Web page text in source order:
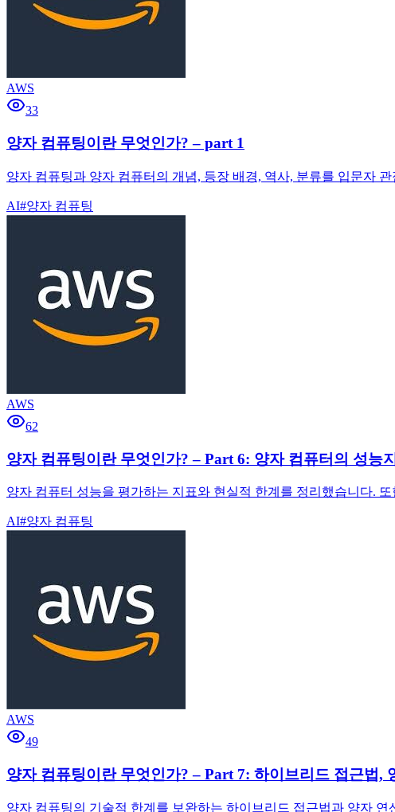
AWS
33
양자 컴퓨팅이란 무엇인가? – part 1
양자 컴퓨팅과 양자 컴퓨터의 개념, 등장 배경, 역사, 분류를 입문자
AI#양자 컴퓨팅
AWS
62
양자 컴퓨팅이란 무엇인가? – Part 6: 양자 컴퓨터의 성능
양자 컴퓨터 성능을 평가하는 지표와 현실적 한계를 정리했습니다.
AI#양자 컴퓨팅
AWS
49
양자 컴퓨팅이란 무엇인가? – Part 7: 하이브리드 접근법,
양자 컴퓨팅의 기술적 한계를 보완하는 하이브리드 접근법과 양자